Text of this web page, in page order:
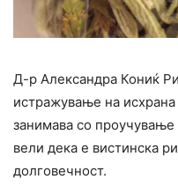
Д-р Александра Кониќ
истражување на
занимава со проучување
вели дека е вистинска
долговечност.